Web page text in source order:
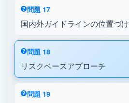
問題 17
国内外ガイドラインの位置づけ
問題 18
リスクベースアプローチ
問題 19